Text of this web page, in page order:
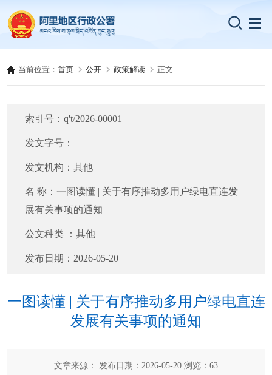
当前位置：首页 公开 政策解读 正文
索引号：q't/2026-00001
发文字号：
发文机构：其他
名 称：一图读懂 | 关于有序推动多用户绿电直连发
展有关事项的通知
公文种类 ：其他
发布日期： 2026-05-20
一图读懂 | 关于有序推动多用户绿电直连
发展有关事项的通知
文章来源： 发布日期：2026-05-20 浏览： 63